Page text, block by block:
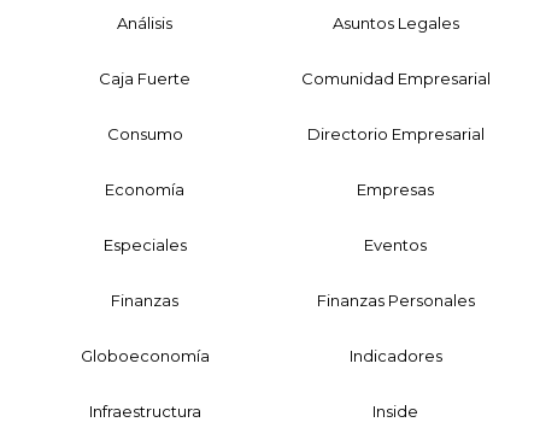
Análisis Asuntos Legales
Caja Fuerte Comunidad Empresarial
Consumo Directorio Empresarial
Economía Empresas
Especiales Eventos
Finanzas Finanzas Personales
Globoeconomía Indicadores
Infraestructura Inside